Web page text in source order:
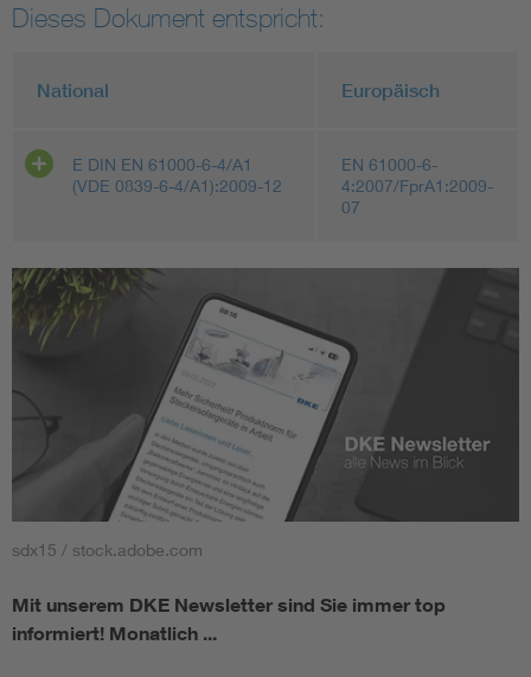
Dieses Dokument entspricht:
National Europäisch
E DIN EN 61000-6-4/A1
(VDE 0839-6-4/A1):2009-12
EN 61000-6-
4:2007/FprA1:2009-
07
sdx15 / stock.adobe.com
Mit unserem DKE Newsletter sind Sie immer top
informiert! Monatlich ...